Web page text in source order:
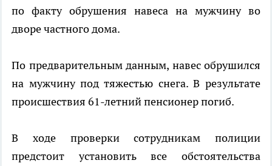
по факту обрушения навеса на мужчину во
дворе частного дома.
По предварительным данным, навес обрушился
на мужчину под тяжестью снега. В результате
происшествия 61-летний пенсионер погиб.
В ходе проверки сотрудникам полиции
предстоит установить все обстоятельства